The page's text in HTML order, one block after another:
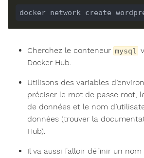
Cherchez le conteneur mysql
Docker Hub.
Utilisons des variables
préciser le mot de passe root,
de données et le nom
données (trouver la
Hub).
Il va aussi falloir définir un nom